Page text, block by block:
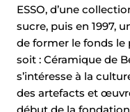
ESSO, d’une
sucre, puis en 1997,
de former le fonds
soit : Céramique de
s’intéresse à la
des artefacts et